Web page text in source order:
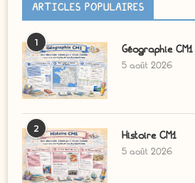
ARTICLES POPULAIRES
1
Géographie CM1
5 août 2026
2
Histoire CM1
5 août 2026